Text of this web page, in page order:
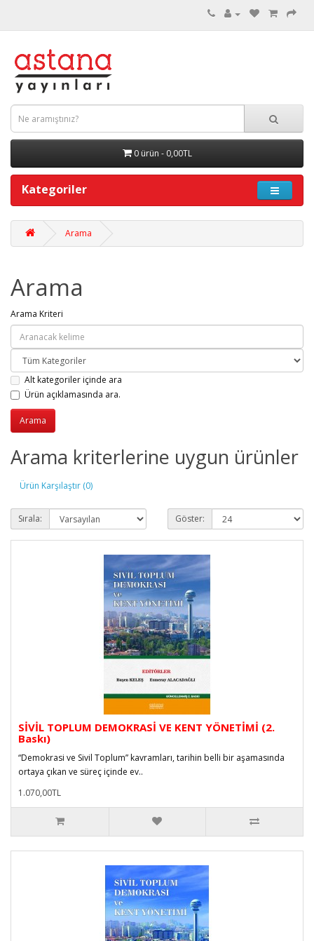
0 ürün - 0,00TL
Kategoriler
Arama
Arama
Arama Kriteri
Alt kategoriler içinde ara
Ürün açıklamasında ara.
Arama kriterlerine uygun ürünler
Ürün Karşılaştır (0)
Sırala: Göster:
SİVİL TOPLUM DEMOKRASİ VE KENT YÖNETİMİ (2.
Baskı)
“Demokrasi ve Sivil Toplum” kavramları, tarihin belli bir aşamasında
ortaya çıkan ve süreç içinde ev..
1.070,00TL